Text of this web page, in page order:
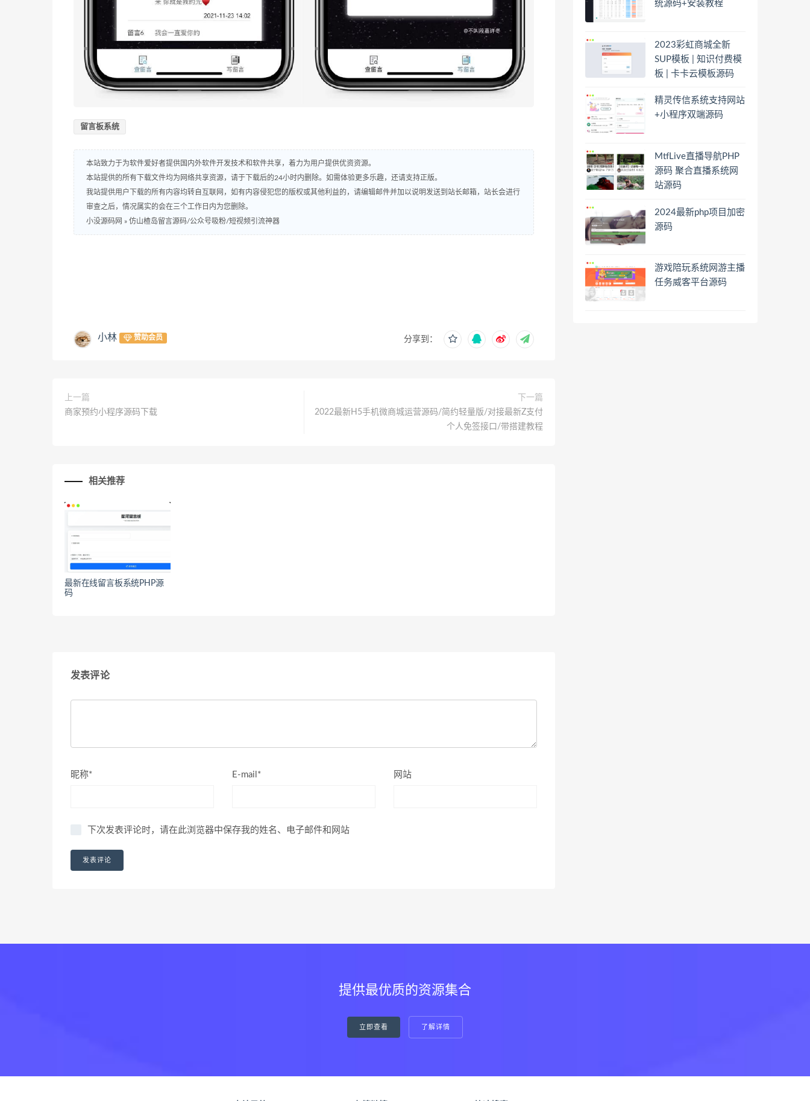
留言板系统
本站致力于为软件爱好者提供国内外软件开发技术和软件共享，着力为用户提供优资资源。
本站提供的所有下载文件均为网络共享资源，请于下载后的24小时内删除。如需体验更多乐趣，还请支持正版。
我站提供用户下载的所有内容均转自互联网，如有内容侵犯您的版权或其他利益的，请编辑邮件并加以说明发送到站长邮箱，站长会进行
审查之后，情况属实的会在三个工作日内为您删除。
小没源码网 » 仿山楂岛留言源码/公众号吸粉/短视频引流神器
小林 赞助会员 分享到：
上一篇
商家预约小程序源码下载
下一篇
2022最新H5手机微商城运营源码/简约轻量版/对接最新Z支付
个人免签接口/带搭建教程
相关推荐
最新在线留言板系统PHP源
码
发表评论
昵称* E-mail* 网站
下次发表评论时，请在此浏览器中保存我的姓名、电子邮件和网站
统源码+安装教程
2023彩虹商城全新
SUP模板 | 知识付费模
板 | 卡卡云模板源码
精灵传信系统支持网站
+小程序双端源码
MtfLive直播导航PHP
源码 聚合直播系统网
站源码
2024最新php项目加密
源码
游戏陪玩系统网游主播
任务威客平台源码
提供最优质的资源集合
立即查看 了解详情